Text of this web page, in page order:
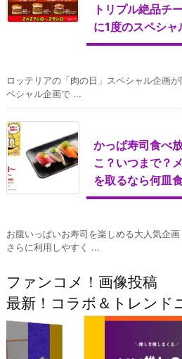
トリプル絶品チ
に1度のスペシャ
ロッテリアの「肉の日」スペシャル企画
ペシャル企画で ...
かっぱ寿司食べ
こ？いつまで？
を取るなら何皿
お腹いっぱいお寿司を楽しめる大人気企
さらに利用しやすく ...
ファンコメ！画像投稿
最新！コラボ＆トレンド